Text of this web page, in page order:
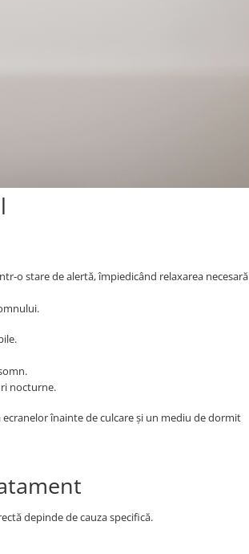
o stare de alertă, împiedicând relaxarea necesară
nocturne.
înainte de culcare și un mediu de dormit
depinde de cauza specifică.